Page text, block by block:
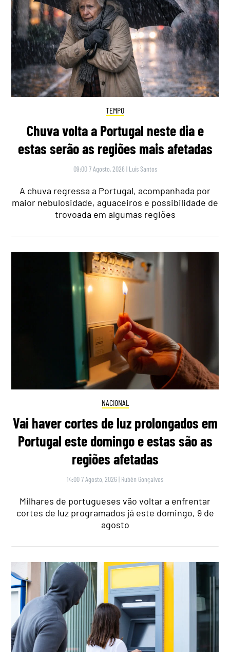
TEMPO
Chuva volta a Portugal neste dia e
estas serão as regiões mais afetadas
09:00 7 Agosto, 2026 | Luís Santos
A chuva regressa a Portugal, acompanhada por
maior nebulosidade, aguaceiros e possibilidade de
trovoada em algumas regiões
NACIONAL
Vai haver cortes de luz prolongados em
Portugal este domingo e estas são as
regiões afetadas
14:00 7 Agosto, 2026 | Rubén Gonçalves
Milhares de portugueses vão voltar a enfrentar
cortes de luz programados já este domingo, 9 de
agosto